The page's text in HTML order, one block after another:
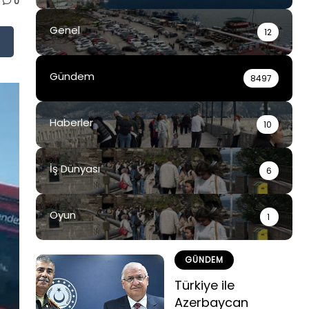
Genel 12
Gündem 8497
Haberler 10
İş Dünyası 6
Oyun 1
GÜNDEM
Türkiye ile
Azerbaycan